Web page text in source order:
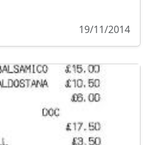
19/11/2014